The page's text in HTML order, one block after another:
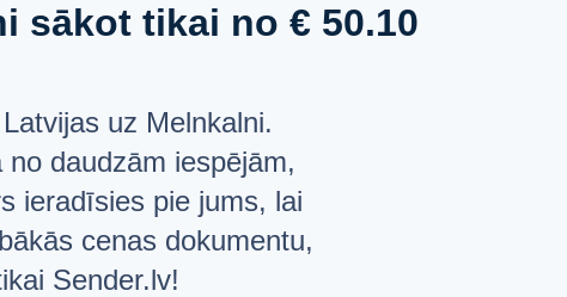
sākot tikai no € 50.10
uz Melnkalni.
daudzām iespējām,
ieradīsies pie jums, lai
cenas dokumentu,
Sender.lv!